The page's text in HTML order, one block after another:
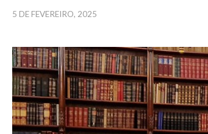
5 DE FEVEREIRO, 2025